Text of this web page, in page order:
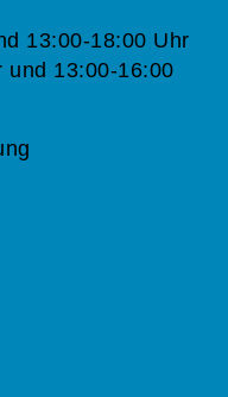
13:00-18:00 Uhr
und 13:00-16:00